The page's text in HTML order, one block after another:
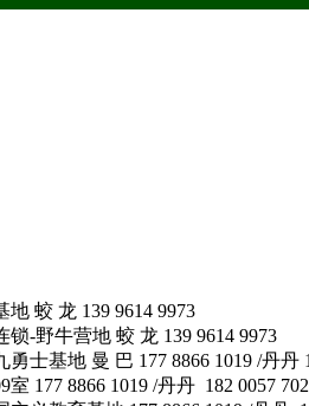
蛟 龙 139 9614 9973
-野牛营地 蛟 龙 139 9614 9973
士基地 曼 巴 177 8866 1019 /丹丹
177 8866 1019 /丹丹 182 0057